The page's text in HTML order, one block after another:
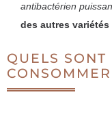
antibactérien
des autres variétés
QUELS SONT